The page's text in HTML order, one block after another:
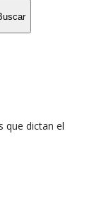
que dictan el